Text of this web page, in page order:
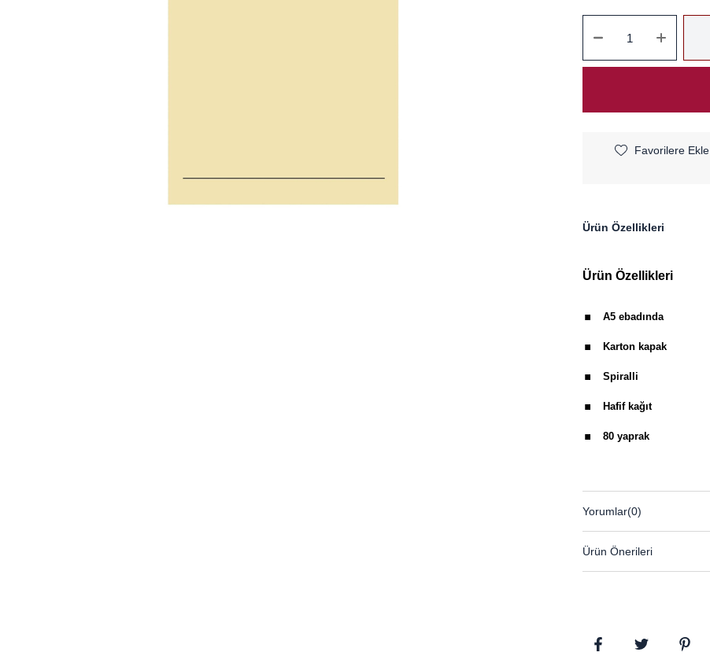
Favorilere Ekle
Ürün Özellikleri
Ürün Özellikleri
. A5 ebadında
. Karton kapak
. Spiralli
. Hafif kağıt
. 80 yaprak
Yorumlar(0)
Ürün Önerileri